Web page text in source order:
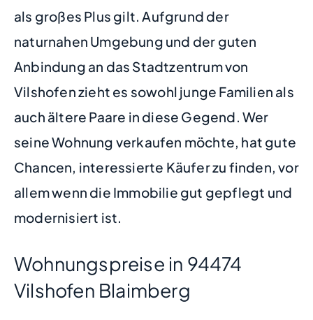
als großes Plus gilt. Aufgrund der
naturnahen Umgebung und der guten
Anbindung an das Stadtzentrum von
Vilshofen zieht es sowohl junge Familien als
auch ältere Paare in diese Gegend. Wer
seine Wohnung verkaufen möchte, hat gute
Chancen, interessierte Käufer zu finden, vor
allem wenn die Immobilie gut gepflegt und
modernisiert ist.
Wohnungspreise in 94474
Vilshofen Blaimberg